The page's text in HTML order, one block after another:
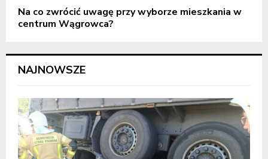
Na co zwrócić uwagę przy wyborze mieszkania w
centrum Wągrowca?
NAJNOWSZE